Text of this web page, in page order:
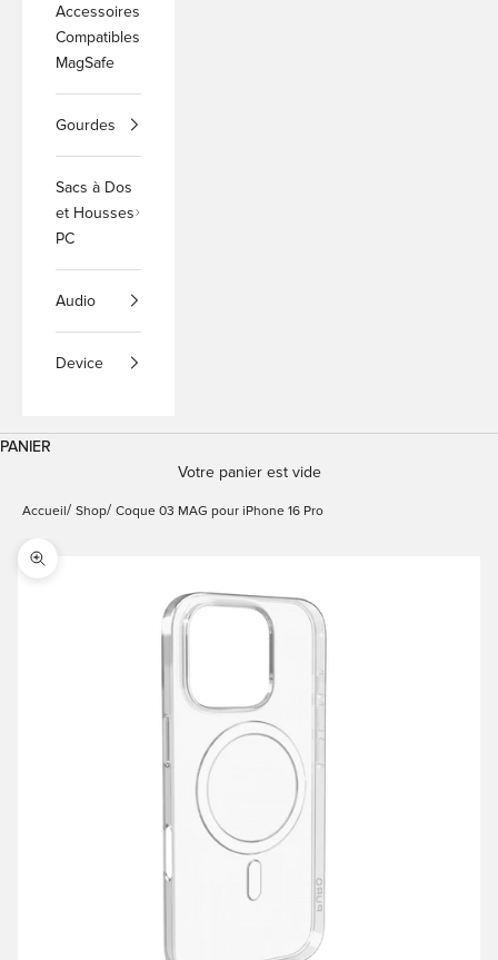
Accessoires
Compatibles
MagSafe
Gourdes
Sacs à Dos
et Housses
PC
Audio
Device
PANIER
Votre panier est vide
Accueil Shop Coque 03 MAG pour iPhone 16 Pro
Zoomer sur l'image